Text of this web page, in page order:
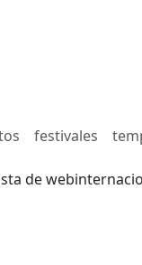
festivales
de web